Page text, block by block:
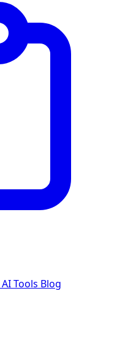
AI Tools Blog